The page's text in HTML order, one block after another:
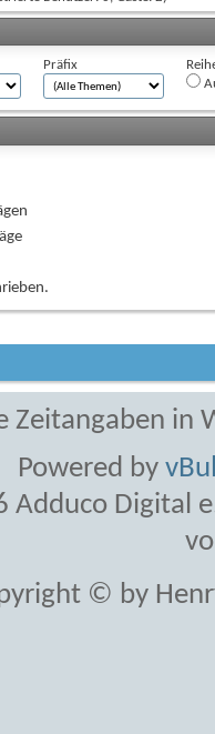
Präfix
Zeitangaben in
Powered by
Digital
© by